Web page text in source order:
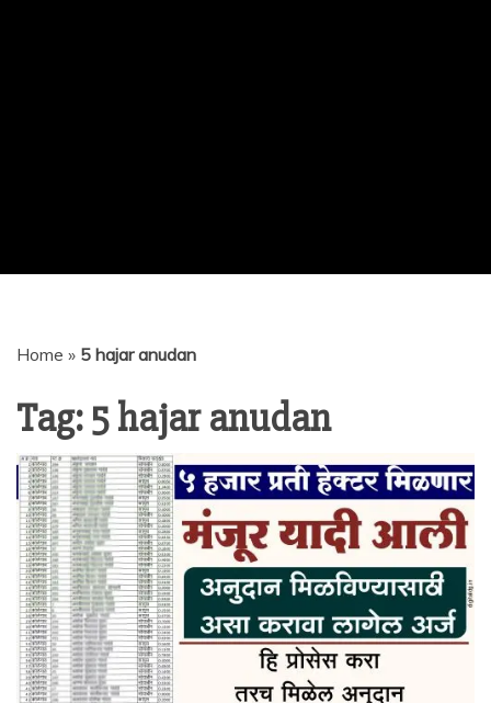
Home » 5 hajar anudan
Tag:5 hajar anudan